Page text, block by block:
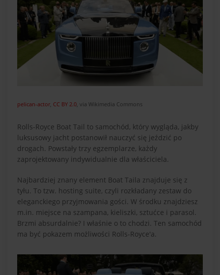
pelican-actor CC BY 2.0 , via Wikimedia Commons
Rolls-Royce Boat Tail to samochód, który wygląda, jakby
luksusowy jacht postanowił nauczyć się jeździć po
drogach. Powstały trzy egzemplarze, każdy
zaprojektowany indywidualnie dla właściciela.
Najbardziej znany element Boat Taila znajduje się z
tyłu. To tzw. hosting suite, czyli rozkładany zestaw do
eleganckiego przyjmowania gości. W środku znajdziesz
m.in. miejsce na szampana, kieliszki, sztućce i parasol.
Brzmi absurdalnie? I właśnie o to chodzi. Ten samochód
ma być pokazem możliwości Rolls-Royce'a.